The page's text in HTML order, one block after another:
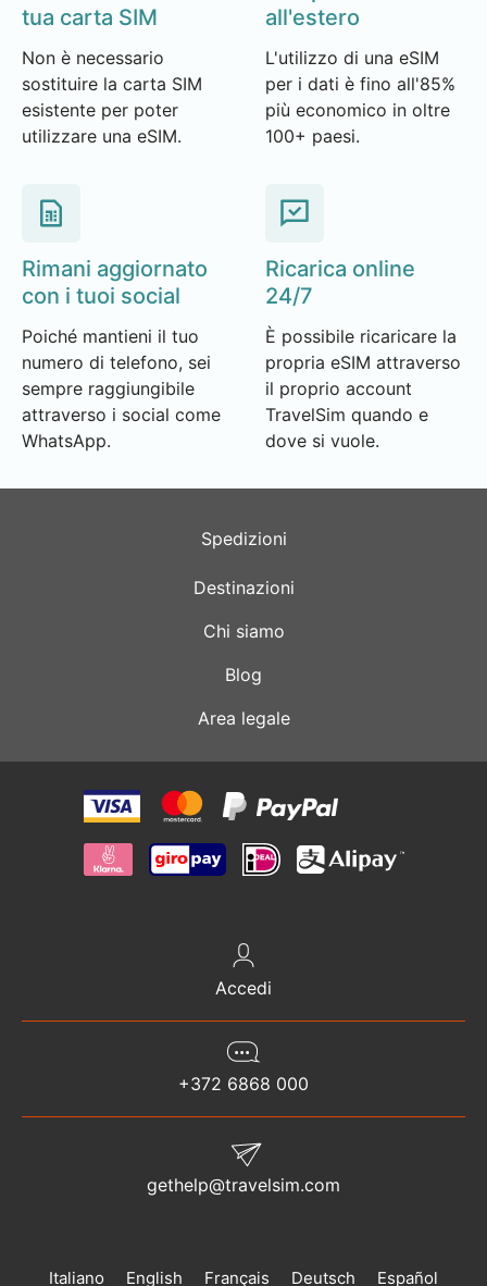
tua carta SIM
Non è necessario
sostituire la carta SIM
esistente per poter
utilizzare una eSIM.
all'estero
L'utilizzo di una eSIM
per i dati è fino all'85%
più economico in oltre
100+ paesi.
Rimani aggiornato
con i tuoi social
Poiché mantieni il tuo
numero di telefono, sei
sempre raggiungibile
attraverso i social come
WhatsApp.
Ricarica online
24/7
È possibile ricaricare la
propria eSIM attraverso
il proprio account
TravelSim quando e
dove si vuole.
Spedizioni
Destinazioni
Chi siamo
Blog
Area legale
Accedi
+372 6868 000
gethelp@travelsim.com
Italiano English Français Deutsch Español